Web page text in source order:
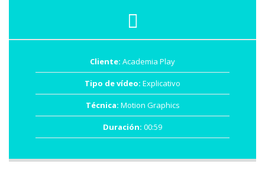
Cliente: Academia Play
Tipo de vídeo: Explicativo
Técnica: Motion Graphics
Duración: 00:59